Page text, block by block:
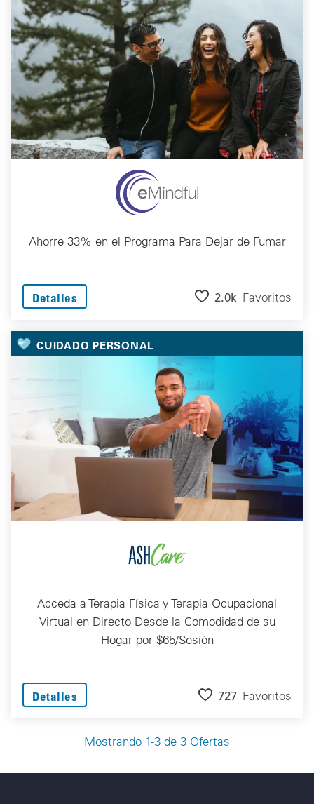
Ahorre 33% en el Programa Para Dejar de Fumar
Detalles 2.0k Favoritos
CUIDADO PERSONAL
Acceda a Terapia Física y Terapia Ocupacional
Virtual en Directo Desde la Comodidad de su
Hogar por $65/Sesión
Detalles 727 Favoritos
Mostrando 1-3 de 3 Ofertas